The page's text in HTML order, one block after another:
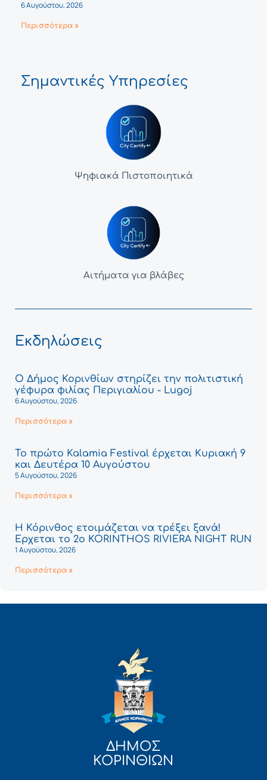
6 Αυγούστου, 2026
Περισσότερα »
Σημαντικές Υπηρεσίες
Ψηφιακά Πιστοποιητικά
Αιτήματα για βλάβες
Εκδηλώσεις
Ο Δήμος Κορινθίων στηρίζει την πολιτιστική
γέφυρα φιλίας Περιγιαλίου - Lugoj
6 Αυγούστου, 2026
Περισσότερα »
Το πρώτο Kalamia Festival έρχεται Κυριακή 9
και Δευτέρα 10 Αυγούστου
5 Αυγούστου, 2026
Περισσότερα »
Η Κόρινθος ετοιμάζεται να τρέξει ξανά!
Έρχεται το 2ο KORINTHOS RIVIERA NIGHT RUN
1 Αυγούστου, 2026
Περισσότερα »
ΔΗΜΟΣ
ΚΟΡΙΝΘΙΩΝ